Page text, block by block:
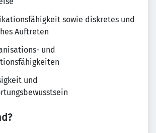
sowie diskretes und
Auftreten
und
und